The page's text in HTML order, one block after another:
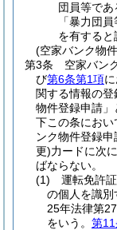
団員等で
「暴力団
を有すると
(空家バンク物
第3条
空家バン
び第6条第1項
関する情報の登
物件登録申請」
下この条にお
ンク物件登録
更)力ードに次
ばならない。
(1)
運転免許
の個人を識
25年法律第
をいう。 第